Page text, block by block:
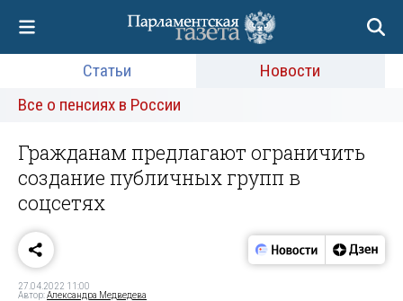
Статьи
Новости
Все о пенсиях в России
Гражданам предлагают ограничить
создание публичных групп в
соцсетях
27.04.2022 11:00
Автор:Александра Медведева